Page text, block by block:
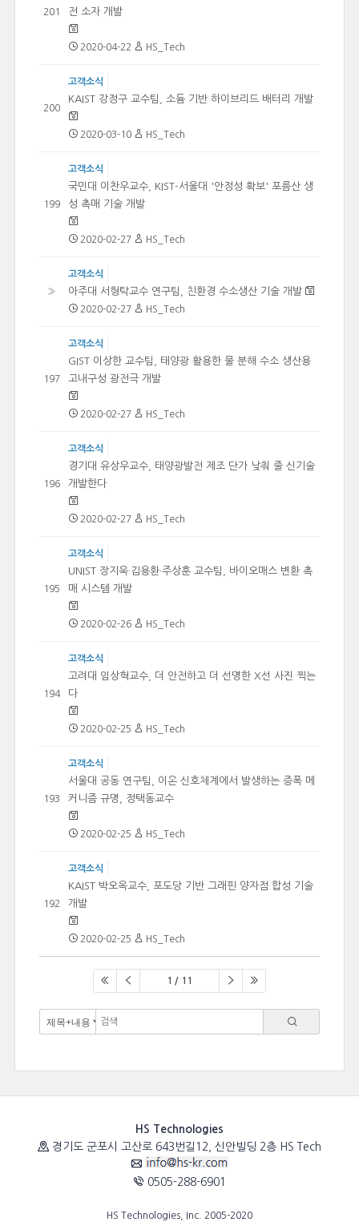
201
전 소자 개발
2020-04-22 HS_Tech
200
고객소식
KAIST 강정구 교수팀, 소듐 기반 하이브리드 배터리 개발
2020-03-10 HS_Tech
199
고객소식
국민대 이찬우교수, KIST-서울대 '안정성 확보' 포름산 생
성 촉매 기술 개발
2020-02-27 HS_Tech
»
고객소식
아주대 서형탁교수 연구팀, 친환경 수소생산 기술 개발
2020-02-27 HS_Tech
197
고객소식
GIST 이상한 교수팀, 태양광 활용한 물 분해 수소 생산용
고내구성 광전극 개발
2020-02-27 HS_Tech
196
고객소식
경기대 유상우교수, 태양광발전 제조 단가 낮춰 줄 신기술
개발한다
2020-02-27 HS_Tech
195
고객소식
UNIST 장지욱·김용환·주상훈 교수팀, 바이오매스 변환 촉
매 시스템 개발
2020-02-26 HS_Tech
194
고객소식
고려대 임상혁교수, 더 안전하고 더 선명한 X선 사진 찍는
다
2020-02-25 HS_Tech
193
고객소식
서울대 공동 연구팀, 이온 신호체계에서 발생하는 증폭 메
커니즘 규명, 정택동교수
2020-02-25 HS_Tech
192
고객소식
KAIST 박오옥교수, 포도당 기반 그래핀 양자점 합성 기술
개발
2020-02-25 HS_Tech
1 / 11
HS Technologies
경기도 군포시 고산로 643번길12, 신안빌딩 2층 HS Tech
0505-288-6901
HS Technologies, Inc. 2005-2020